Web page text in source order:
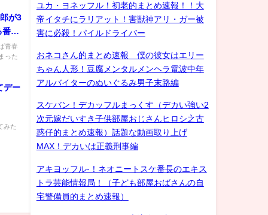
が3
番
青春
った
デー
みた
ユカ・ヨネッフル！初老的まとめ速報！！大
帝イタチにラリアット！害獣神アリ・ガー被
害に必殺！パイルドライバー
おネコさん的まとめ速報 僕の彼女はエリー
ちゃん人形！豆腐メンタルメンヘラ電波中年
アルバイターのぬいぐるみ男子末路編
スケバン！デカッフルまっくす（デカい強い2
次元嫁だいすき子供部屋おじさんヒロシ之古
惑仔的まとめ速報）話題な動画取り上げ
MAX！デカいは正義刑事編
アキヨッフル-！ネオニートスケ番長のエキス
トラ芸能情報局！（子ども部屋おばさんの自
宅警備員的まとめ速報）